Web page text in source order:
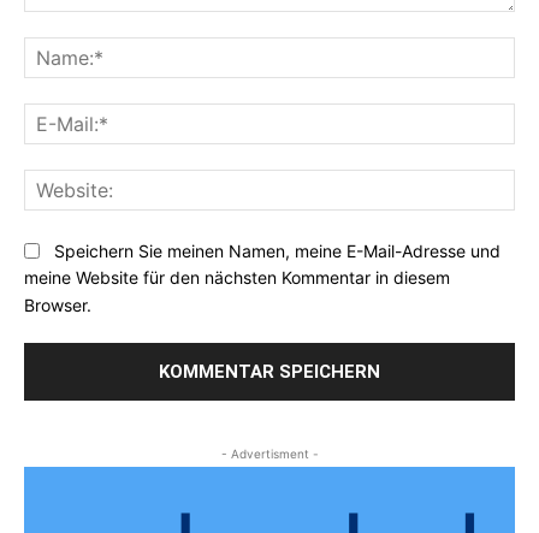
Speichern Sie meinen Namen, meine E-Mail-Adresse und
meine Website für den nächsten Kommentar in diesem
Browser.
- Advertisment -